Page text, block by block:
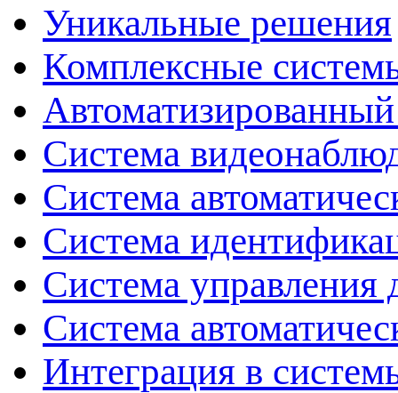
Уникальные решения
Комплексные
Система
Система
Система
Система управления
Система
Интеграция в